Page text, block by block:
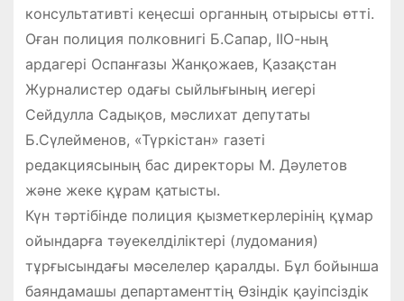
консультативті кеңесші органның отырысы өтті.
Оған полиция полковнигі Б.Сапар, ІІО-ның
ардагері Оспанғазы Жанқожаев, Қазақстан
Журналистер одағы сыйлығының иегері
Сейдулла Садықов, мәслихат депутаты
Б.Сүлейменов, «Түркістан» газеті
редакциясының бас директоры М. Дәулетов
және жеке құрам қатысты.
Күн тәртібінде полиция қызметкерлерінің құмар
ойындарға тәуекелділіктері (лудомания)
тұрғысындағы мәселелер қаралды. Бұл бойынша
баяндамашы департаменттің Өзіндік қауіпсіздік